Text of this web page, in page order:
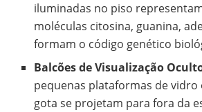
iluminadas no piso
moléculas citosina, guanina,
formam o código genético
Balcões de Visualização
pequenas plataformas de
gota se projetam para fora da